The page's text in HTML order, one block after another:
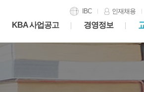
IBC 인재채용
KBA 사업공고 경영정보